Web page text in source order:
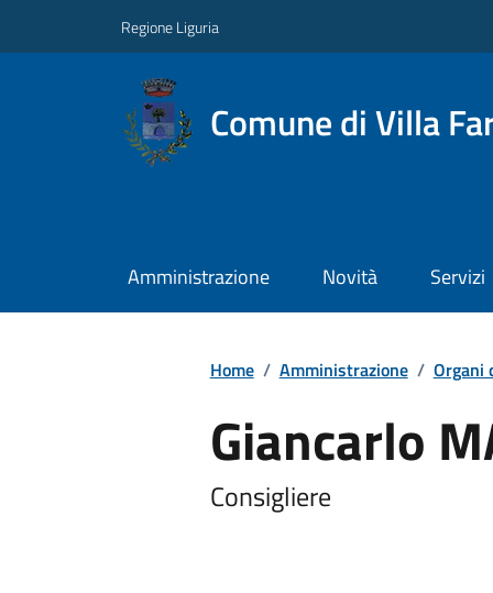
Regione Liguria
Comune di Villa
Amministrazione Novità Servizi
Home / Amministrazione / Organi
Giancarlo
Consigliere